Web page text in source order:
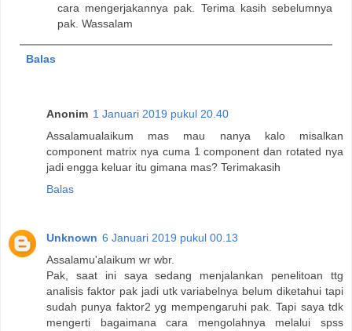
cara mengerjakannya pak. Terima kasih sebelumnya
pak. Wassalam
Balas
Anonim 1 Januari 2019 pukul 20.40
Assalamualaikum mas mau nanya kalo misalkan
component matrix nya cuma 1 component dan rotated nya
jadi engga keluar itu gimana mas? Terimakasih
Balas
Unknown 6 Januari 2019 pukul 00.13
Assalamu'alaikum wr wbr.
Pak, saat ini saya sedang menjalankan penelitoan ttg
analisis faktor pak jadi utk variabelnya belum diketahui tapi
sudah punya faktor2 yg mempengaruhi pak. Tapi saya tdk
mengerti bagaimana cara mengolahnya melalui spss